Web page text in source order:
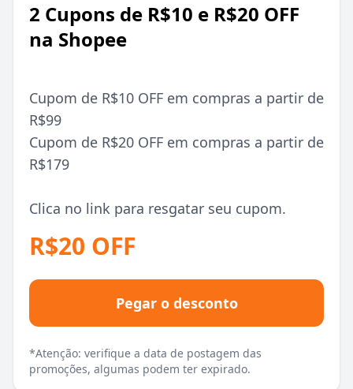
2 Cupons de R$10 e R$20 OFF
na Shopee
Cupom de R$10 OFF em compras a partir de
R$99
Cupom de R$20 OFF em compras a partir de
R$179
Clica no link para resgatar seu cupom.
R$20 OFF
Pegar o desconto
*Atenção: verifique a data de postagem das
promoções, algumas podem ter expirado.